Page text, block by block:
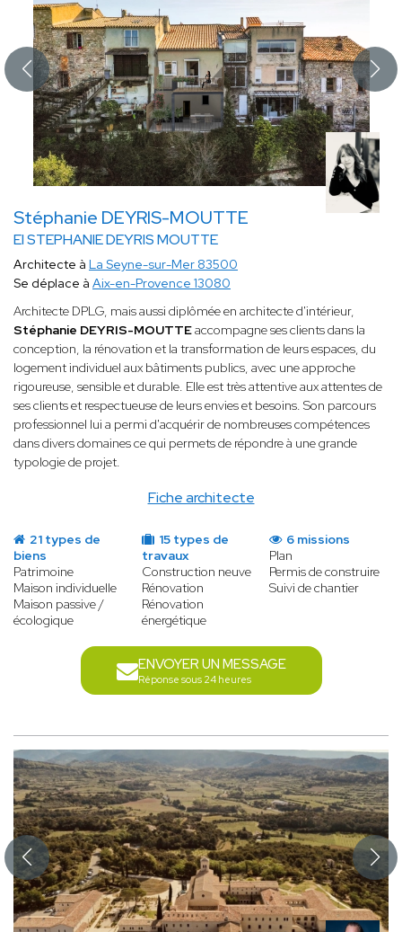
Stéphanie DEYRIS-MOUTTE
EI STEPHANIE DEYRIS MOUTTE
Fiche architecte
Architecte à La Seyne-sur-Mer 83500
Se déplace à Aix-en-Provence 13080
Architecte DPLG, mais aussi diplômée en architecte d'intérieur,
Stéphanie DEYRIS-MOUTTEaccompagne ses clients dans la
conception, la rénovation et la transformation de leurs espaces, du
logement individuel aux bâtiments publics, avec une approche
rigoureuse, sensible et durable. Elle est très attentive aux attentes de
ses clients et respectueuse de leurs envies et besoins. Son parcours
professionnel lui a permi d'acquérir de nombreuses compétences
dans divers domaines ce qui permets de répondre à une grande
typologie de projet.
21 types de
biens
Patrimoine
Maison individuelle
Maison passive /
écologique
15 types de
travaux
Construction neuve
Rénovation
Rénovation
énergétique
6 missions
Plan
Permis de construire
Suivi de chantier
ENVOYER UN MESSAGE
Réponse sous 24 heures